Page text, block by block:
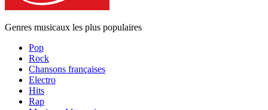
Genres musicaux les plus populaires
Pop
Rock
Chansons françaises
Electro
Hits
Rap